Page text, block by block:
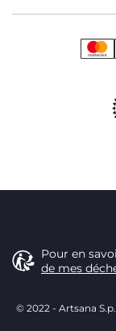
Pour en
de mes
© 2022 - Artsana